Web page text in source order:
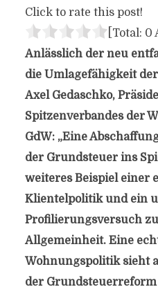
Click to rate this post!
[Total: 0
Anlässlich der neu
die Umlagefähigkeit
Axel Gedaschko,
Spitzenverbandes der
GdW: „Eine
der Grundsteuer ins
weiteres Beispiel einer
Klientelpolitik und ein
Profilierungsversuch
Allgemeinheit. Eine
Wohnungspolitik sieht
der